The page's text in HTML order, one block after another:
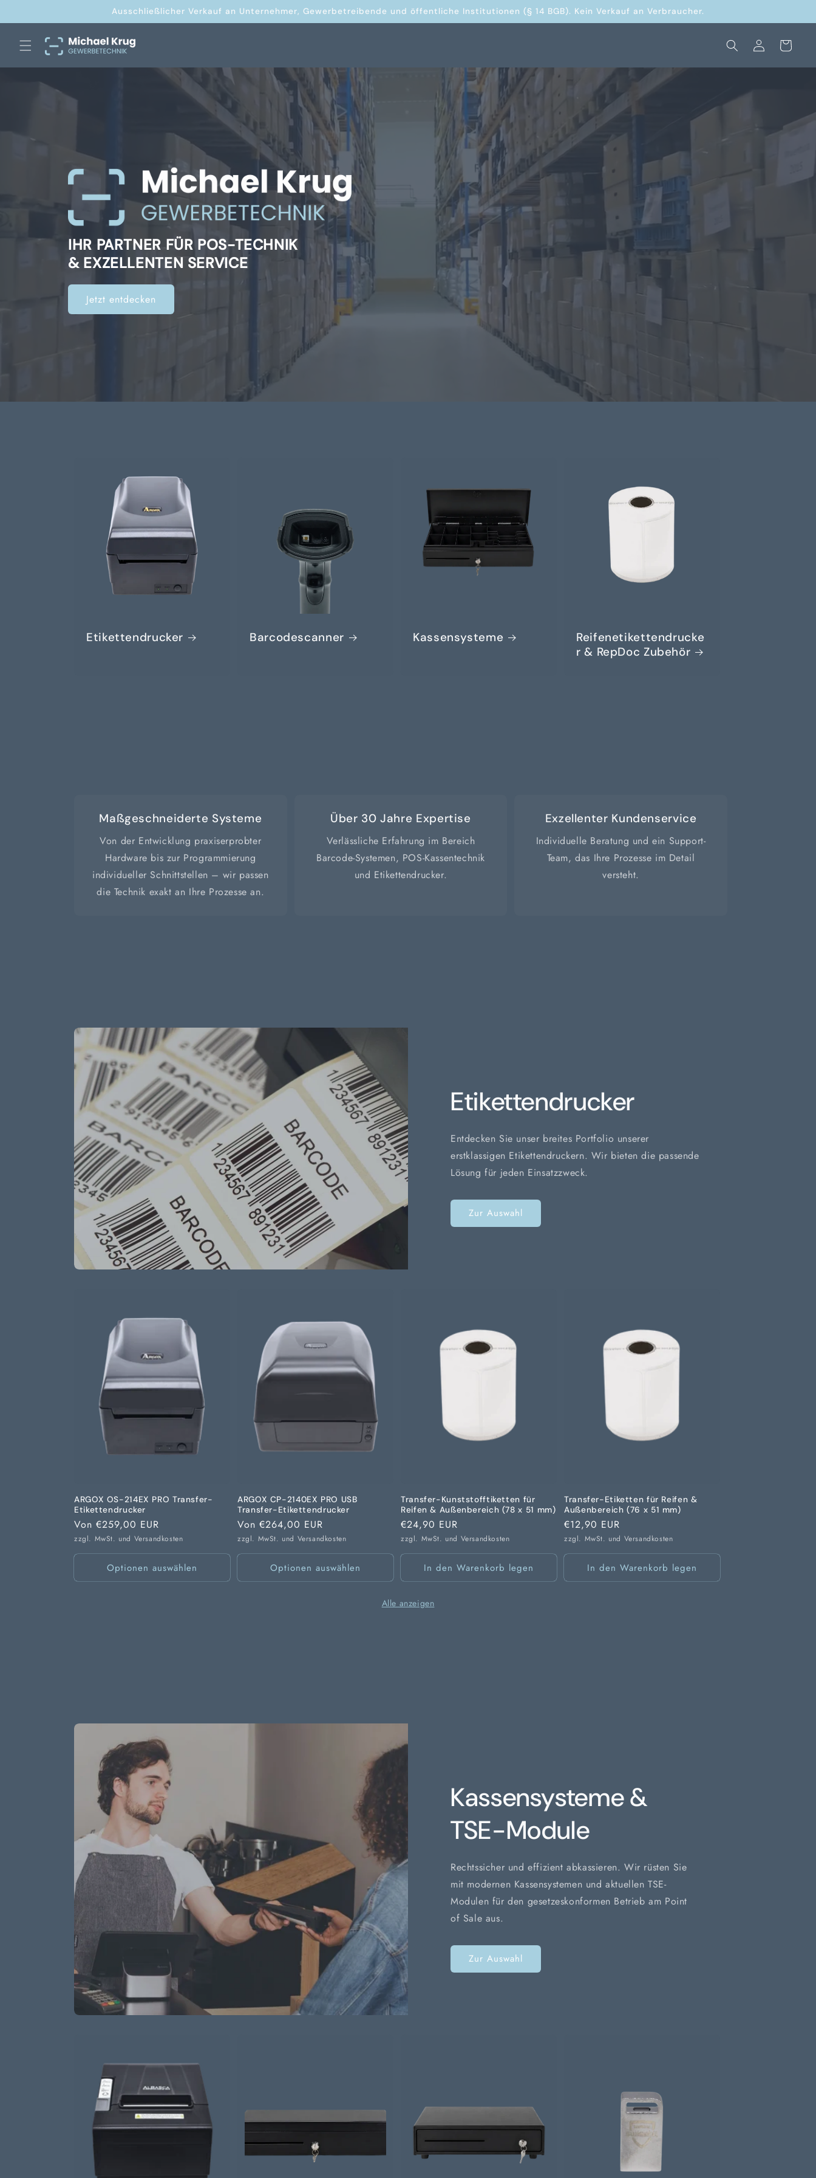
Inhalt
Ausschließlicher Verkauf an Unternehmer, Gewerbetreibende und öffentliche Institutionen (§ 14 BGB). Kein Verkauf an Verbraucher.
EinloggenWarenkorb
IHR PARTNER FÜR POS-TECHNIK
& EXZELLENTEN SERVICE
Jetzt entdecken
Etikettendrucker Barcodescanner Kassensysteme
Reifenetikettendrucke
r & RepDoc Zubehör
Maßgeschneiderte Systeme
Von der Entwicklung praxiserprobter
Hardware bis zur Programmierung
individueller Schnittstellen – wir passen
die Technik exakt an Ihre Prozesse an.
Über 30 Jahre Expertise
Verlässliche Erfahrung im Bereich
Barcode-Systemen, POS-Kassentechnik
und Etikettendrucker.
Exzellenter Kundenservice
Individuelle Beratung und ein Support-
Team, das Ihre Prozesse im Detail
versteht.
Etikettendrucker
Entdecken Sie unser breites Portfolio unserer
erstklassigen Etikettendruckern. Wir bieten die passende
Lösung für jeden Einsatzzweck.
Zur Auswahl
ARGOX OS-214EX PRO Transfer-
Etikettendrucker
Normaler
Preis
Von €259,00 EUR
zzgl. MwSt. und Versandkosten
Optionen auswählen
ARGOX CP-2140EX PRO USB
Transfer-Etikettendrucker
Normaler
Preis
Von €264,00 EUR
zzgl. MwSt. und Versandkosten
Optionen auswählen
Transfer-Kunststofftiketten für
Reifen & Außenbereich (78 x 51 mm)
Normaler
Preis
€24,90 EUR
zzgl. MwSt. und Versandkosten
In den Warenkorb legen
Transfer-Etiketten für Reifen &
Außenbereich (76 x 51 mm)
Normaler
Preis
€12,90 EUR
zzgl. MwSt. und Versandkosten
In den Warenkorb legen
Alle anzeigen
Kassensysteme &
TSE-Module
Rechtssicher und effizient abkassieren. Wir rüsten Sie
mit modernen Kassensystemen und aktuellen TSE-
Modulen für den gesetzeskonformen Betrieb am Point
of Sale aus.
Zur Auswahl